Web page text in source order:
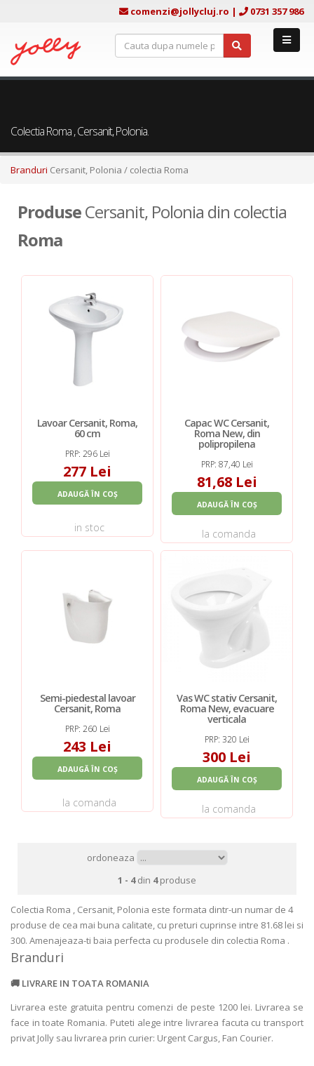
comenzi@jollycluj.ro | 0731 357 986
Colectia Roma , Cersanit, Polonia.
Branduri Cersanit, Polonia / colectia Roma
ProduseCersanit, Polonia din colectia
Roma
Lavoar Cersanit, Roma,
60 cm
PRP: 296 Lei
277 Lei
ADAUGĂ ÎN COȘ
in stoc
Capac WC Cersanit,
Roma New, din
polipropilena
PRP: 87,40 Lei
81,68 Lei
ADAUGĂ ÎN COȘ
la comanda
Semi-piedestal lavoar
Cersanit, Roma
PRP: 260 Lei
243 Lei
ADAUGĂ ÎN COȘ
la comanda
Vas WC stativ Cersanit,
Roma New, evacuare
verticala
PRP: 320 Lei
300 Lei
ADAUGĂ ÎN COȘ
la comanda
ordoneaza
1 - 4din 4produse
Colectia Roma , Cersanit, Polonia este formata dintr-un numar de 4
produse de cea mai buna calitate, cu preturi cuprinse intre 81.68 lei si
300. Amenajeaza-ti baia perfecta cu produsele din colectia Roma .
Branduri
LIVRARE IN TOATA ROMANIA
Livrarea este gratuita pentru comenzi de peste 1200 lei. Livrarea se
face in toate Romania. Puteti alege intre livrarea facuta cu transport
privat Jolly sau livrarea prin curier: Urgent Cargus, Fan Courier.